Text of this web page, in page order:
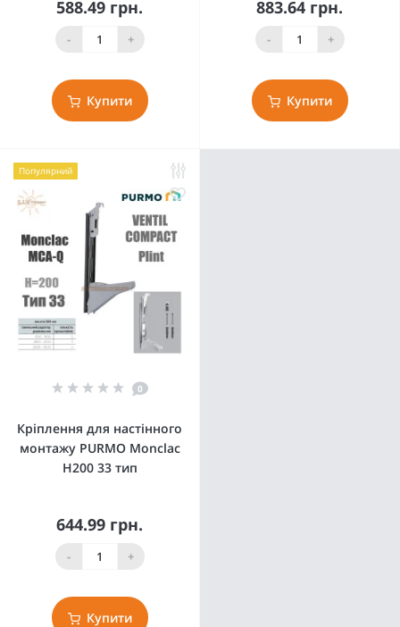
588.49 грн.
- +
Купити
883.64 грн.
- +
Купити
Популярний
0
Кріплення для настінного
монтажу PURMO Monclac
H200 33 тип
644.99 грн.
- +
Купити